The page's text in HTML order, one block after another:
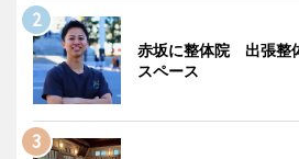
赤坂に整体院 出張整
スペース